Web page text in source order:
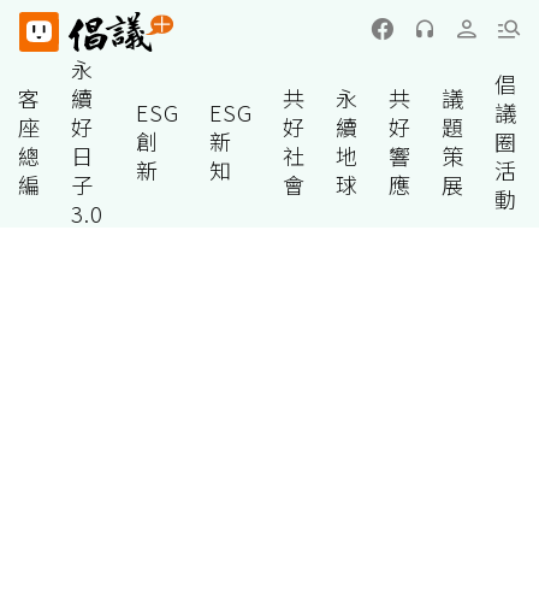
客
座
總
編
永
續
好
日
子
3.0
ESG
創
新
ESG
新
知
共
好
社
會
永
續
地
球
共
好
響
應
議
題
策
展
倡
議
圈
活
動